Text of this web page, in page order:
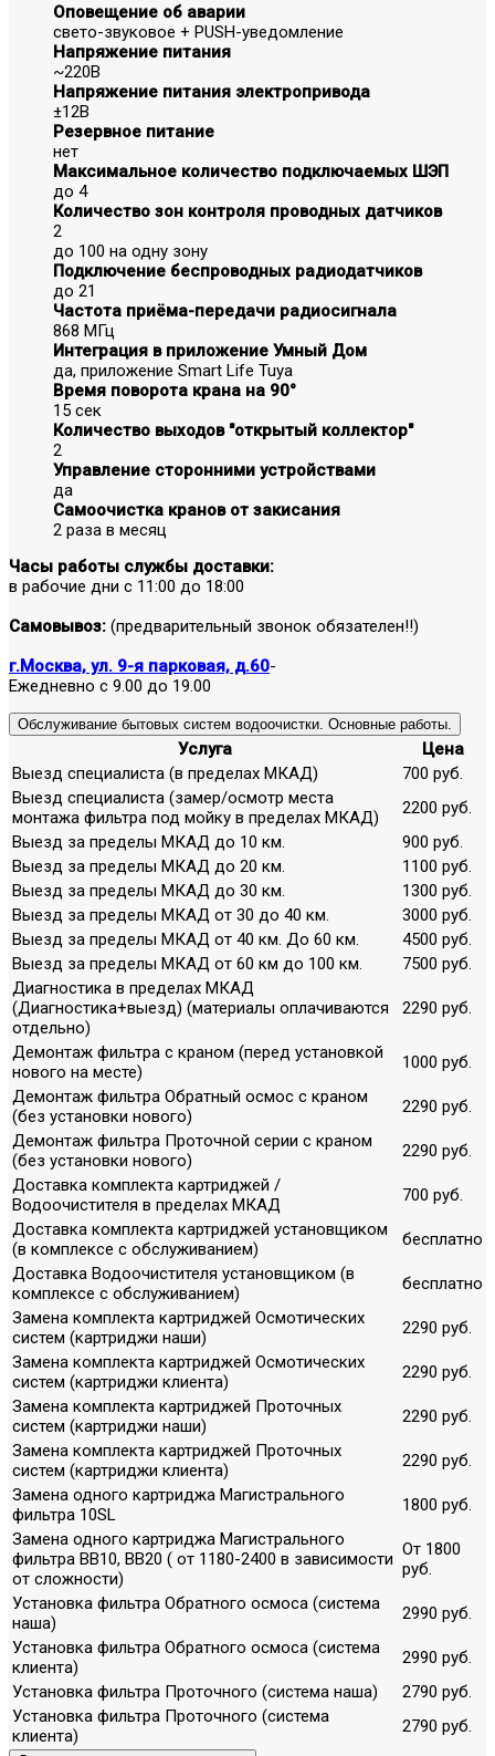
Оповещение об аварии
свето-звуковое + PUSH-уведомление
Напряжение питания
~220В
Напряжение питания электропривода
±12В
Резервное питание
нет
Максимальное количество подключаемых ШЭП
до 4
Количество зон контроля проводных датчиков
2
до 100 на одну зону
Подключение беспроводных радиодатчиков
до 21
Частота приёма-передачи радиосигнала
868 МГц
Интеграция в приложение Умный Дом
да, приложение Smart Life Tuya
Время поворота крана на 90°
15 сек
Количество выходов "открытый коллектор"
2
Управление сторонними устройствами
да
Самоочистка кранов от закисания
2 раза в месяц
Часы работы службы доставки:
в рабочие дни с 11:00 до 18:00
Самовывоз: (предварительный звонок обязателен!!)
г.Москва, ул. 9-я парковая, д.60-
Ежедневно с 9.00 до 19.00
Обслуживание бытовых систем водоочистки. Основные работы.
Услуга
Цена
Выезд специалиста (в пределах МКАД)
700 руб.
Выезд специалиста (замер/осмотр места
монтажа фильтра под мойку в пределах МКАД)
2200 руб.
Выезд за пределы МКАД до 10 км.
900 руб.
Выезд за пределы МКАД до 20 км.
1100 руб.
Выезд за пределы МКАД до 30 км.
1300 руб.
Выезд за пределы МКАД от 30 до 40 км.
3000 руб.
Выезд за пределы МКАД от 40 км. До 60 км.
4500 руб.
Выезд за пределы МКАД от 60 км до 100 км.
7500 руб.
Диагностика в пределах МКАД
(Диагностика+выезд) (материалы оплачиваются
отдельно)
2290 руб.
Демонтаж фильтра с краном (перед установкой
нового на месте)
1000 руб.
Демонтаж фильтра Обратный осмос с краном
(без установки нового)
2290 руб.
Демонтаж фильтра Проточной серии с краном
(без установки нового)
2290 руб.
Доставка комплекта картриджей /
Водоочистителя в пределах МКАД
700 руб.
Доставка комплекта картриджей установщиком
(в комплексе с обслуживанием)
бесплатно
Доставка Водоочистителя установщиком (в
комплексе с обслуживанием)
бесплатно
Замена комплекта картриджей Осмотических
систем (картриджи наши)
2290 руб.
Замена комплекта картриджей Осмотических
систем (картриджи клиента)
2290 руб.
Замена комплекта картриджей Проточных
систем (картриджи наши)
2290 руб.
Замена комплекта картриджей Проточных
систем (картриджи клиента)
2290 руб.
Замена одного картриджа Магистрального
фильтра 10SL
1800 руб.
Замена одного картриджа Магистрального
фильтра ВВ10, ВВ20 ( от 1180-2400 в зависимости
от сложности)
От 1800
руб.
Установка фильтра Обратного осмоса (система
наша)
2990 руб.
Установка фильтра Обратного осмоса (система
клиента)
2990 руб.
Установка фильтра Проточного (система наша)
2790 руб.
Установка фильтра Проточного (система
клиента)
2790 руб.